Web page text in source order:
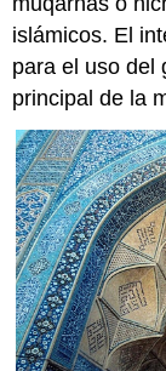
islámicos. El
para el uso del
principal de la